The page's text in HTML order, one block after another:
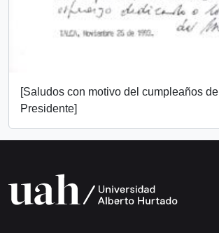
[Saludos con motivo del cumpleaños del
Presidente]